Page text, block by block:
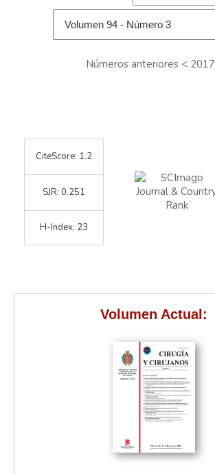
Números anteriores < 2017
CiteScore: 1.2
SJR: 0.251
H-Index: 23
Volumen Actual: